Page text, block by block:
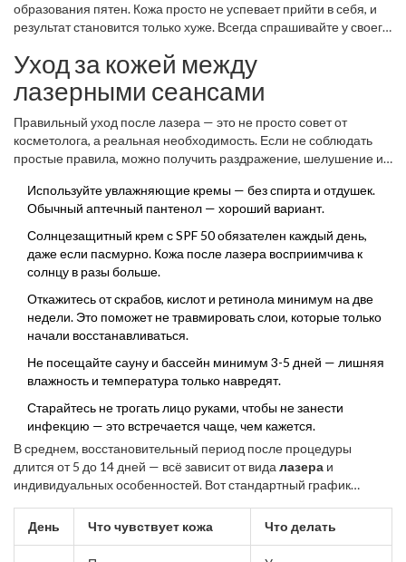
образования пятен. Кожа просто не успевает прийти в себя, и
результат становится только хуже. Всегда спрашивайте у своего
— это поможет сохранить здоровье и деньги.
Уход за кожей между
лазерными сеансами
Правильный уход после лазера — это не просто совет от
косметолога, а реальная необходимость. Если не соблюдать
простые правила, можно получить раздражение, шелушение и
период для восстановления. Вот что реально помогает
сохранить результат и здоровье:
Используйте увлажняющие кремы — без спирта и отдушек.
Обычный аптечный пантенол — хороший вариант.
Солнцезащитный крем с SPF 50 обязателен каждый день,
даже если пасмурно. Кожа после лазера восприимчива к
солнцу в разы больше.
Откажитесь от скрабов, кислот и ретинола минимум на две
недели. Это поможет не травмировать слои, которые только
начали восстанавливаться.
Не посещайте сауну и бассейн минимум 3-5 дней — лишняя
влажность и температура только навредят.
Старайтесь не трогать лицо руками, чтобы не занести
инфекцию — это встречается чаще, чем кажется.
В среднем, восстановительный период после процедуры
длится от 5 до 14 дней — всё зависит от вида лазера и
индивидуальных особенностей. Вот стандартный график
День
Что чувствует кожа Что делать